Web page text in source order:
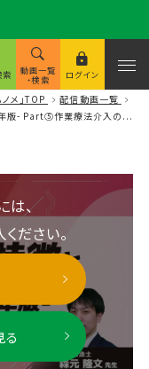
索 動画一覧
・検索 ログイン
ノメ」TOP
配信動画一覧
版- Part⑤作業療法介入の...
は、
ださい。
る